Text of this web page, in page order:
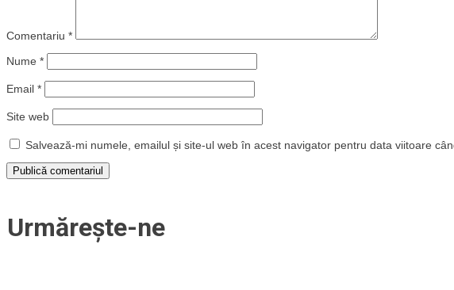
Comentariu *
Nume *
Email *
Site web
Salvează-mi numele, emailul și site-ul web în acest navigator pentru data viitoare
Urmărește-ne